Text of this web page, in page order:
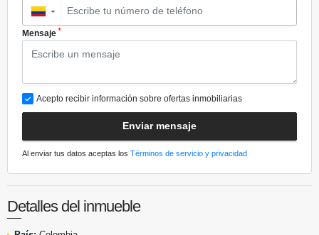
▼
Mensaje *
Acepto recibir información sobre ofertas inmobiliarias
Enviar mensaje
Al enviar tus datos aceptas los Términos de servicio y privacidad
Detalles del inmueble